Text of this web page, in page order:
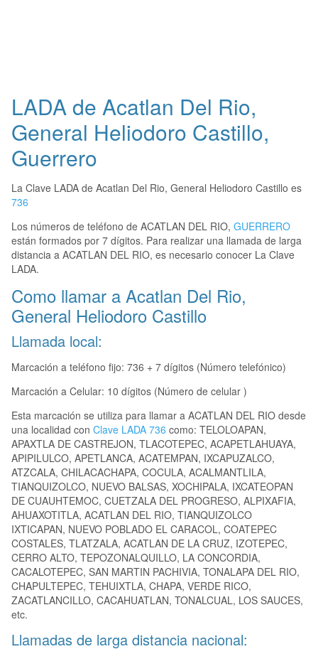
LADA de Acatlan Del Rio,
General Heliodoro Castillo,
Guerrero
La Clave LADA de Acatlan Del Rio, General Heliodoro Castillo es
736
Los números de teléfono de ACATLAN DEL RIO, GUERRERO
están formados por 7 dígitos. Para realizar una llamada de larga
distancia a ACATLAN DEL RIO, es necesario conocer La Clave
LADA.
Como llamar a Acatlan Del Rio,
General Heliodoro Castillo
Llamada local:
Marcación a teléfono fijo: 736 + 7 dígitos (Número telefónico)
Marcación a Celular: 10 dígitos (Número de celular )
Esta marcación se utiliza para llamar a ACATLAN DEL RIO desde
una localidad con Clave LADA 736 como: TELOLOAPAN,
APAXTLA DE CASTREJON, TLACOTEPEC, ACAPETLAHUAYA,
APIPILULCO, APETLANCA, ACATEMPAN, IXCAPUZALCO,
ATZCALA, CHILACACHAPA, COCULA, ACALMANTLILA,
TIANQUIZOLCO, NUEVO BALSAS, XOCHIPALA, IXCATEOPAN
DE CUAUHTEMOC, CUETZALA DEL PROGRESO, ALPIXAFIA,
AHUAXOTITLA, ACATLAN DEL RIO, TIANQUIZOLCO
IXTICAPAN, NUEVO POBLADO EL CARACOL, COATEPEC
COSTALES, TLATZALA, ACATLAN DE LA CRUZ, IZOTEPEC,
CERRO ALTO, TEPOZONALQUILLO, LA CONCORDIA,
CACALOTEPEC, SAN MARTIN PACHIVIA, TONALAPA DEL RIO,
CHAPULTEPEC, TEHUIXTLA, CHAPA, VERDE RICO,
ZACATLANCILLO, CACAHUATLAN, TONALCUAL, LOS SAUCES,
etc.
Llamadas de larga distancia nacional: